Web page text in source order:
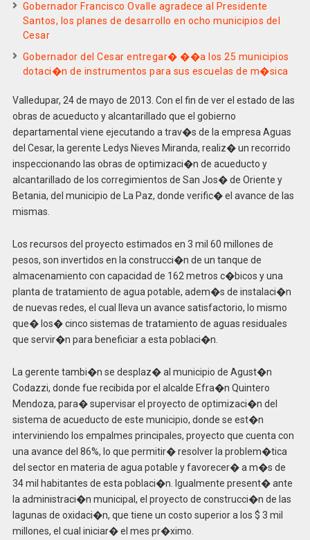
Gobernador Francisco Ovalle agradece al Presidente
Santos, los planes de desarrollo en ocho municipios del
Cesar
Gobernador del Cesar entregar� ��a los 25 municipios
dotaci�n de instrumentos para sus escuelas de m�sica
Valledupar, 24 de mayo de 2013. Con el fin de ver el estado de las
obras de acueducto y alcantarillado que el gobierno
departamental viene ejecutando a trav�s de la empresa Aguas
del Cesar, la gerente Ledys Nieves Miranda, realiz� un recorrido
inspeccionando las obras de optimizaci�n de acueducto y
alcantarillado de los corregimientos de San Jos� de Oriente y
Betania, del municipio de La Paz, donde verific� el avance de las
mismas.
Los recursos del proyecto estimados en 3 mil 60 millones de
pesos, son invertidos en la construcci�n de un tanque de
almacenamiento con capacidad de 162 metros c�bicos y una
planta de tratamiento de agua potable, adem�s de instalaci�n
de nuevas redes, el cual lleva un avance satisfactorio, lo mismo
que� los� cinco sistemas de tratamiento de aguas residuales
que servir�n para beneficiar a esta poblaci�n.
La gerente tambi�n se desplaz� al municipio de Agust�n
Codazzi, donde fue recibida por el alcalde Efra�n Quintero
Mendoza, para� supervisar el proyecto de optimizaci�n del
sistema de acueducto de este municipio, donde se est�n
interviniendo los empalmes principales, proyecto que cuenta con
una avance del 86%, lo que permitir� resolver la problem�tica
del sector en materia de agua potable y favorecer� a m�s de
34 mil habitantes de esta poblaci�n. Igualmente present� ante
la administraci�n municipal, el proyecto de construcci�n de las
lagunas de oxidaci�n, que tiene un costo superior a los $ 3 mil
millones, el cual iniciar� el mes pr�ximo.